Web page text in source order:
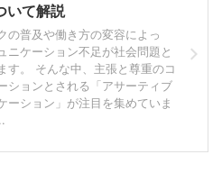
いて解説
の普及や働き方の変容によっ
ニケーション不足が社会問題と
す。 そんな中、主張と尊重のコ
ションとされる「アサーティブ
ーション」が注目を集めていま